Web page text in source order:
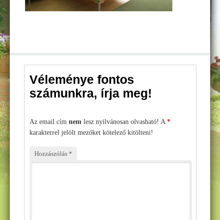
Műemlékvédelem – ThermoShield History
Tetőszigetelés – hogy a tetőnk ne csak az esőtől védjen!
Beltéri hőszigetelés – hogyan ajánlott
Szobafestés – mit, hogyan?
Beltéri falfestés – tippek és trükkök
Véleménye fontos
számunkra, írja meg!
Az email cím nem lesz nyilvánosan olvasható! A *
karakterrel jelölt mezőket kötelező kitölteni!
Hozzászólás *